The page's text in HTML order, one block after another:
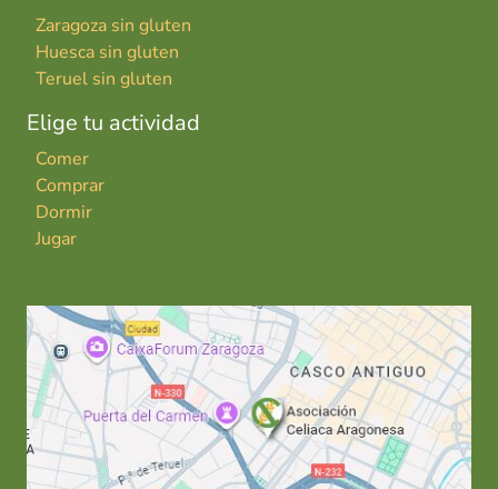
Zaragoza sin gluten
Huesca sin gluten
Teruel sin gluten
Elige tu actividad
Comer
Comprar
Dormir
Jugar